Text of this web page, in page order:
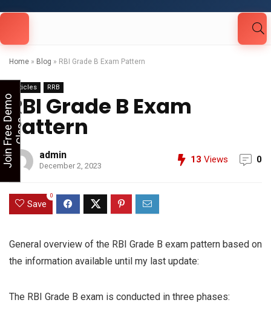
Home » Blog » RBI Grade B Exam Pattern
Articles RRB
RBI Grade B Exam
Pattern
admin
December 2, 2023
13 Views 0
Save
0
General overview of the RBI Grade B exam pattern based on
the information available until my last update:
The RBI Grade B exam is conducted in three phases:
Looking for Free Demo Class?Click and Fill
J
o
i
n
F
r
e
e
D
e
m
o
C
l
a
ss